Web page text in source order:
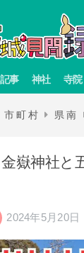
事 神社 寺院
市町村 県南
金嶽神社と
2024年5月20日